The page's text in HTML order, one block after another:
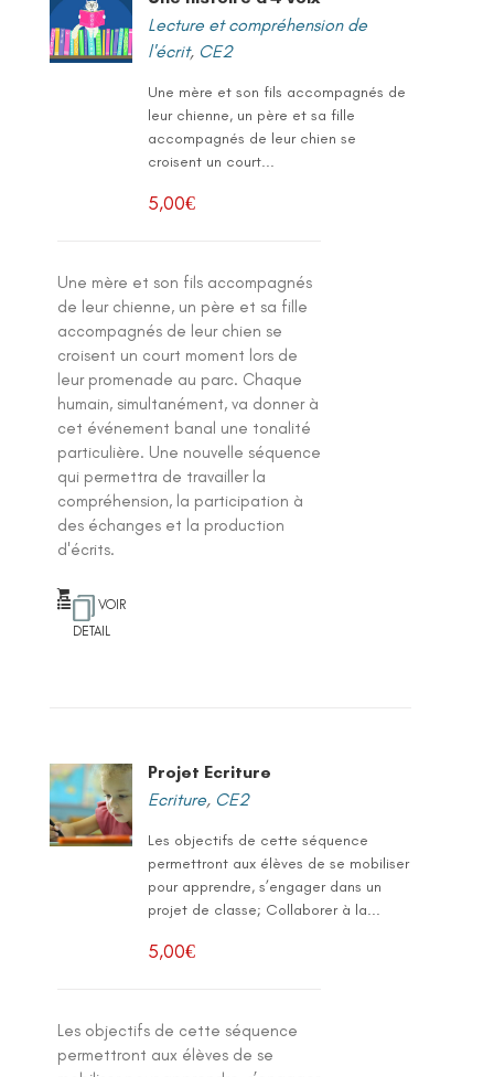
Lecture et compréhension de
l'écrit, CE2
Une mère et son fils accompagnés de
leur chienne, un père et sa fille
accompagnés de leur chien se
croisent un court...
5,00€
Une mère et son fils accompagnés
de leur chienne, un père et sa fille
accompagnés de leur chien se
croisent un court moment lors de
leur promenade au parc. Chaque
humain, simultanément, va donner à
cet événement banal une tonalité
particulière. Une nouvelle séquence
qui permettra de travailler la
compréhension, la participation à
des échanges et la production
d'écrits.
VOIR
DETAIL
Projet Ecriture
Ecriture, CE2
Les objectifs de cette séquence
permettront aux élèves de se mobiliser
pour apprendre, s’engager dans un
projet de classe; Collaborer à la...
5,00€
Les objectifs de cette séquence
permettront aux élèves de se